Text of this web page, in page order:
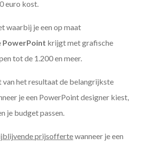
euro kost.
waarbij je een op maat
PowerPoint krijgt met grafische
tot de 1.200 en meer.
het resultaat de belangrijkste
je een PowerPoint designer kiest,
je budget passen.
prijsoffertewanneer je een